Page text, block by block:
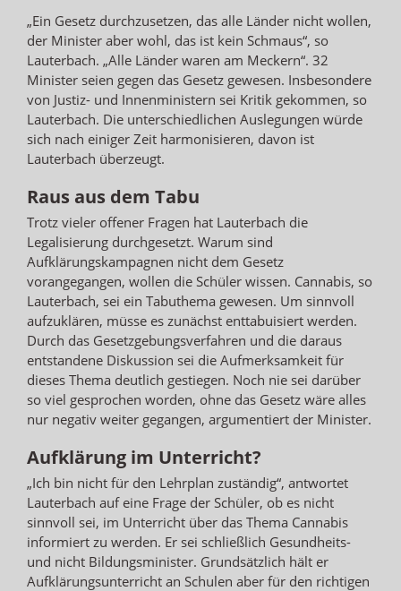
„Ein Gesetz durchzusetzen, das alle Länder nicht wollen,
der Minister aber wohl, das ist kein Schmaus“, so
Lauterbach. „Alle Länder waren am Meckern“. 32
Minister seien gegen das Gesetz gewesen. Insbesondere
von Justiz- und Innenministern sei Kritik gekommen, so
Lauterbach. Die unterschiedlichen Auslegungen würde
sich nach einiger Zeit harmonisieren, davon ist
Lauterbach überzeugt.
Raus aus dem Tabu
Trotz vieler offener Fragen hat Lauterbach die
Legalisierung durchgesetzt. Warum sind
Aufklärungskampagnen nicht dem Gesetz
vorangegangen, wollen die Schüler wissen. Cannabis, so
Lauterbach, sei ein Tabuthema gewesen. Um sinnvoll
aufzuklären, müsse es zunächst enttabuisiert werden.
Durch das Gesetzgebungsverfahren und die daraus
entstandene Diskussion sei die Aufmerksamkeit für
dieses Thema deutlich gestiegen. Noch nie sei darüber
so viel gesprochen worden, ohne das Gesetz wäre alles
nur negativ weiter gegangen, argumentiert der Minister.
Aufklärung im Unterricht?
„Ich bin nicht für den Lehrplan zuständig“, antwortet
Lauterbach auf eine Frage der Schüler, ob es nicht
sinnvoll sei, im Unterricht über das Thema Cannabis
informiert zu werden. Er sei schließlich Gesundheits-
und nicht Bildungsminister. Grundsätzlich hält er
Aufklärungsunterricht an Schulen aber für den richtigen